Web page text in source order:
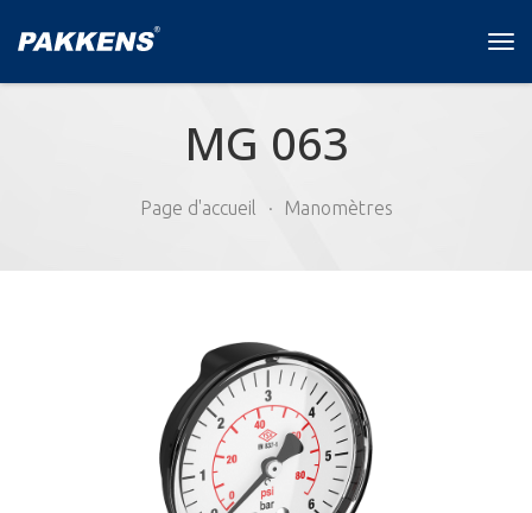
MG 063
Page d'accueil Manomètres